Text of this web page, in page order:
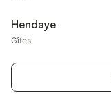
Hendaye
Gîtes